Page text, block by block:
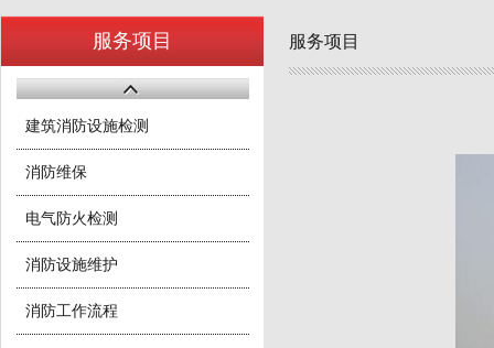
服务项目
建筑消防设施检测
消防维保
电气防火检测
消防设施维护
消防工作流程
服务项目